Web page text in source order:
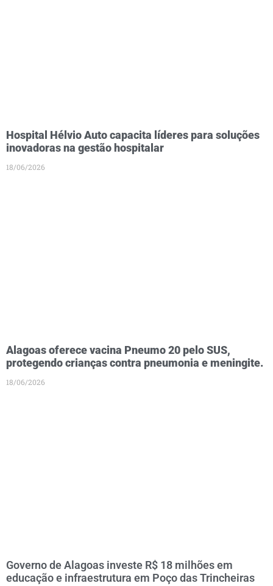
Hospital Hélvio Auto capacita líderes para soluções
inovadoras na gestão hospitalar
18/06/2026
Alagoas oferece vacina Pneumo 20 pelo SUS,
protegendo crianças contra pneumonia e meningite.
18/06/2026
Governo de Alagoas investe R$ 18 milhões em
educação e infraestrutura em Poço das Trincheiras